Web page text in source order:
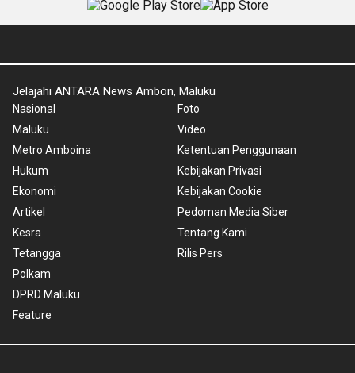
Jelajahi ANTARA News Ambon, Maluku
Nasional
Maluku
Metro Amboina
Hukum
Ekonomi
Artikel
Kesra
Tetangga
Polkam
DPRD Maluku
Feature
Foto
Video
Ketentuan Penggunaan
Kebijakan Privasi
Kebijakan Cookie
Pedoman Media Siber
Tentang Kami
Rilis Pers